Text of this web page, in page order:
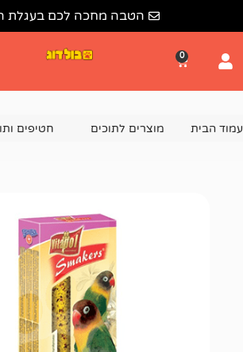
הטבה מחכה לכם בעגלת הקניות
לתוכים חטיפים ותוספי תזונה לתוכים